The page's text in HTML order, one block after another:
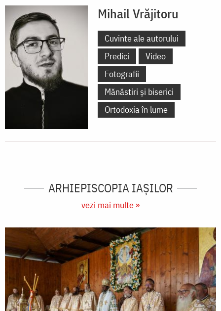
Mihail Vrăjitoru
Cuvinte ale autorului
Predici
Video
Fotografii
Mănăstiri și biserici
Ortodoxia în lume
ARHIEPISCOPIA IAŞILOR
vezi mai multe »